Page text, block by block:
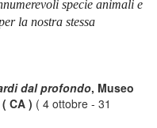
specie animali e
la nostra stessa
dal profondo, Museo
CA ) ( 4 ottobre - 31